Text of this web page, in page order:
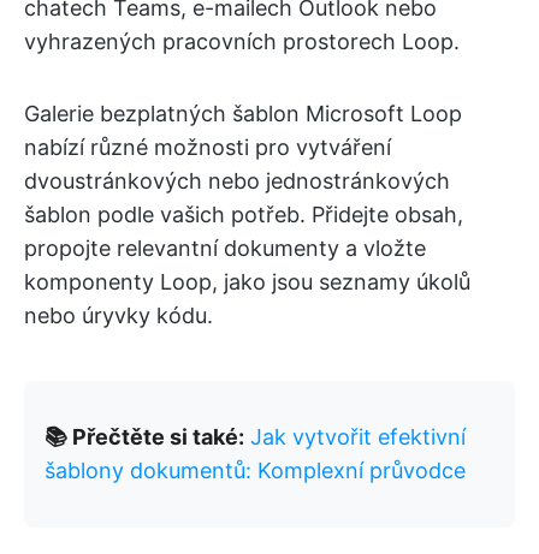
chatech Teams, e-mailech Outlook nebo
vyhrazených pracovních prostorech Loop.
Galerie bezplatných šablon Microsoft Loop
nabízí různé možnosti pro vytváření
dvoustránkových nebo jednostránkových
šablon podle vašich potřeb. Přidejte obsah,
propojte relevantní dokumenty a vložte
komponenty Loop, jako jsou seznamy úkolů
nebo úryvky kódu.
📚 Přečtěte si také: Jak vytvořit efektivní
šablony dokumentů: Komplexní průvodce